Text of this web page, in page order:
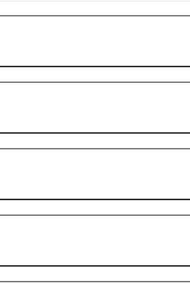
og vær opmærksom
var i Danmark.
har ingen problemer
på mistænkelig
om situationen i landet
app
og nemt komme i kontakt
terrorangreb i nyere tid.
forsøge at gennemføre
varsel på steder, der
turister. Det kan fx være ved
indkøbscentre, markeder,
natklubber og barer.
for kriminalitet i Irland er
opmærksom pga. risikoen
byer som fx Dublin og på
på afstand af opløb og